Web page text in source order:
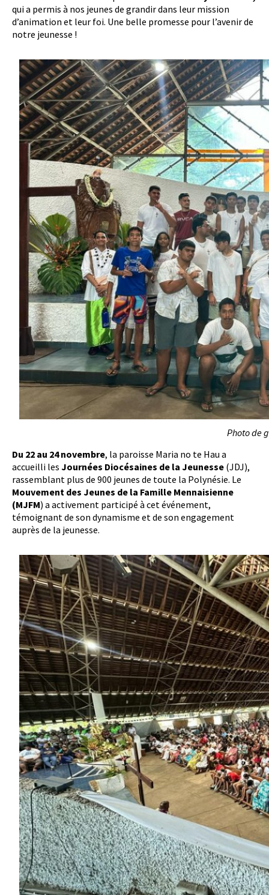
qui a permis à nos jeunes de grandir dans leur mission
d’animation et leur foi. Une belle promesse pour l’avenir de
notre jeunesse !
Photo de
Du 22 au 24 novembre, la paroisse Maria no te Hau a
accueilli les Journées Diocésaines de la Jeunesse (JDJ),
rassemblant plus de 900 jeunes de toute la Polynésie. Le
Mouvement des Jeunes de la Famille Mennaisienne
(MJFM) a activement participé à cet événement,
témoignant de son dynamisme et de son engagement
auprès de la jeunesse.